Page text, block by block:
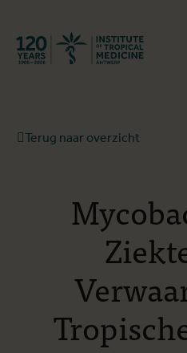
Terug
Terug naar overzicht